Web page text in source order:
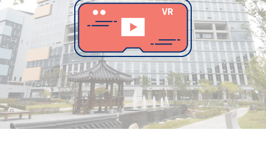
사진 아카이브 문서 기록물 행정박물 영상 기록물
50 주년 기념
성과 50선 숫자로 보는 50년 50 +1주년 광장
세계와 함께 한 KIHASA
VR 역사관